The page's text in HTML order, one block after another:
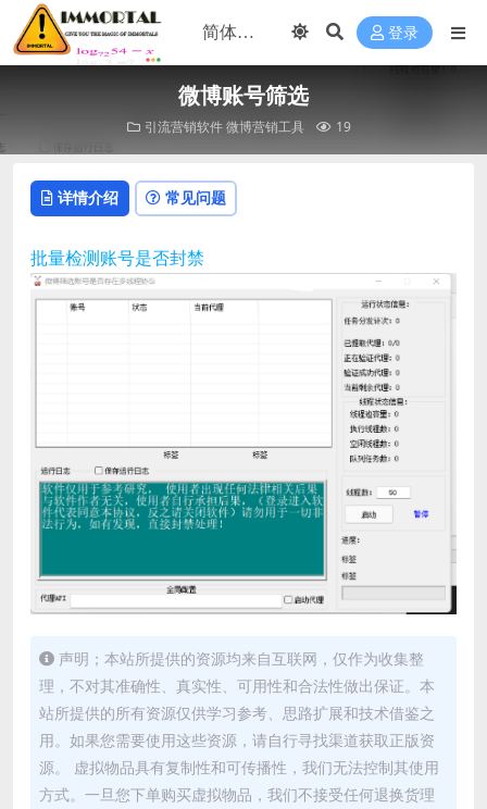
登录
微博账号筛选
引流营销软件微博营销工具 19
详情介绍 常见问题
批量检测账号是否封禁
声明；本站所提供的资源均来自互联网，仅作为收集整
理，不对其准确性、真实性、可用性和合法性做出保证。本
站所提供的所有资源仅供学习参考、思路扩展和技术借鉴之
用。如果您需要使用这些资源，请自行寻找渠道获取正版资
源。 虚拟物品具有复制性和可传播性，我们无法控制其使用
方式。一旦您下单购买虚拟物品，我们不接受任何退换货理